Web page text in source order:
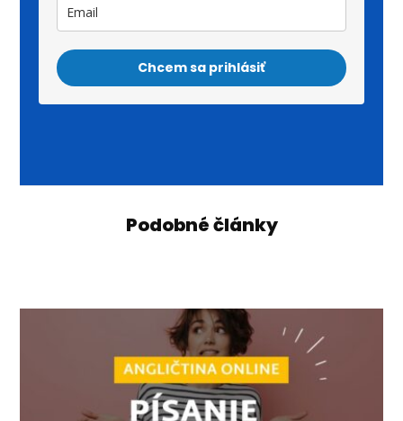
Chcem sa prihlásiť
Podobné články